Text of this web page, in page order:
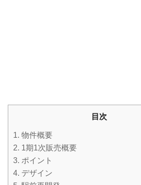
目次
1. 物件概要
2. 1期1次販売概要
3. ポイント
4. デザイン